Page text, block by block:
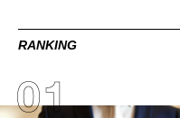
RANKING